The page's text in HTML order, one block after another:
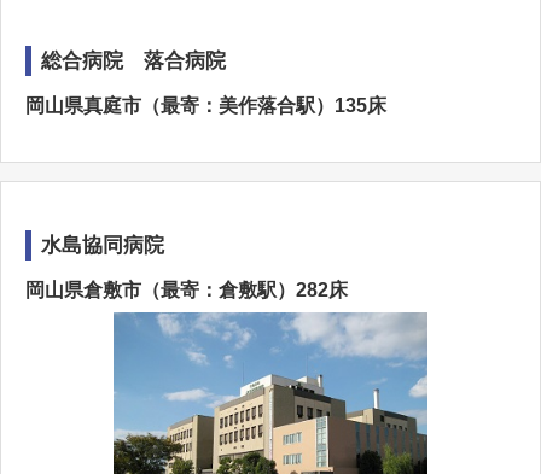
総合病院 落合病院
岡山県真庭市（最寄：美作落合駅）135床
水島協同病院
岡山県倉敷市（最寄：倉敷駅）282床